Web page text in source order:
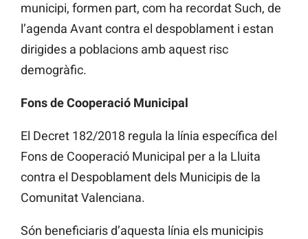
municipi, formen part, com ha recordatSuch, de
l’agenda Avant contra el despoblament i estan
dirigides a poblacions amb aquest risc
demogràfic.
Fons de Cooperació Municipal
El Decret 182/2018 regula la línia específica del
Fons de Cooperació Municipal per a la Lluita
contra el Despoblament dels Municipis de la
Comunitat Valenciana.
Són beneficiaris d’aquesta línia els municipis